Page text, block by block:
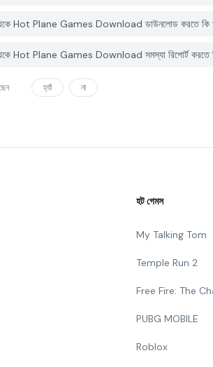
থেকে Hot Plane Games Download ডাউনলোড করতে কি
থেকে Hot Plane Games Download সমস্যা রিপোর্ট করতে
হ্যাঁ না
হট গেমস
My Talking Tom
Temple Run 2
Free Fire: The
PUBG MOBILE
Roblox